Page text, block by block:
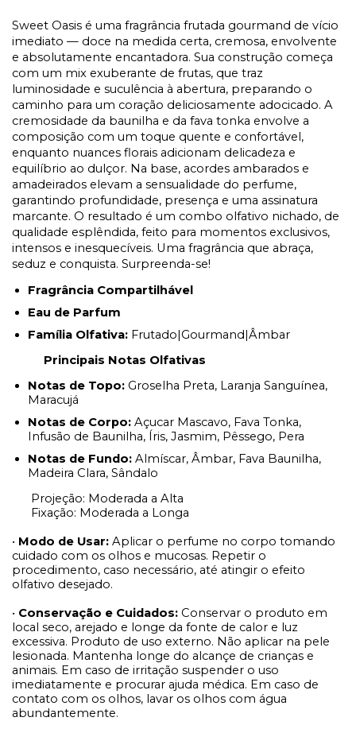
Sweet Oasis é uma fragrância frutada gourmand de vício
imediato — doce na medida certa, cremosa, envolvente
e absolutamente encantadora. Sua construção começa
com um mix exuberante de frutas, que traz
luminosidade e suculência à abertura, preparando o
caminho para um coração deliciosamente adocicado. A
cremosidade da baunilha e da fava tonka envolve a
composição com um toque quente e confortável,
enquanto nuances florais adicionam delicadeza e
equilíbrio ao dulçor. Na base, acordes ambarados e
amadeirados elevam a sensualidade do perfume,
garantindo profundidade, presença e uma assinatura
marcante. O resultado é um combo olfativo nichado, de
qualidade esplêndida, feito para momentos exclusivos,
intensos e inesquecíveis. Uma fragrância que abraça,
seduz e conquista. Surpreenda-se!
Fragrância Compartilhável
Eau de Parfum
Família Olfativa: Frutado|Gourmand|Âmbar
Principais Notas Olfativas
Notas de Topo: Groselha Preta, Laranja Sanguínea,
Maracujá
Notas de Corpo: Açucar Mascavo, Fava Tonka,
Infusão de Baunilha, Íris, Jasmim, Pêssego, Pera
Notas de Fundo: Almíscar, Âmbar, Fava Baunilha,
Madeira Clara, Sândalo
Projeção: Moderada a Alta
Fixação: Moderada a Longa
• Modo de Usar: Aplicar o perfume no corpo tomando
cuidado com os olhos e mucosas. Repetir o
procedimento, caso necessário, até atingir o efeito
olfativo desejado.
• Conservação e Cuidados: Conservar o produto em
local seco, arejado e longe da fonte de calor e luz
excessiva. Produto de uso externo. Não aplicar na pele
lesionada. Mantenha longe do alcançe de crianças e
animais. Em caso de irritação suspender o uso
imediatamente e procurar ajuda médica. Em caso de
contato com os olhos, lavar os olhos com água
abundantemente.